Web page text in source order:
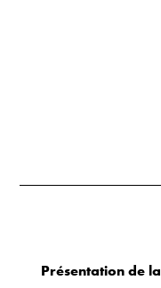
Présentation de la